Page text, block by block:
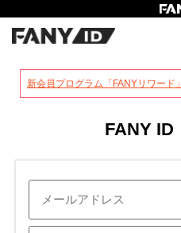
新会員プログラム「FANYリワード
FANY ID